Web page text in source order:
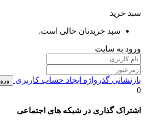
سبد خرید
سبد خریدتان خالی است.
ورود به سایت
بازنشانی گذرواژه ایجاد حساب کاربری
0
اشتراک گذاری در شبکه های اجتماعی